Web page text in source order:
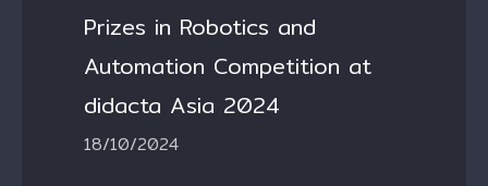
Prizes in Robotics and
Automation Competition at
didacta Asia 2024
18/10/2024